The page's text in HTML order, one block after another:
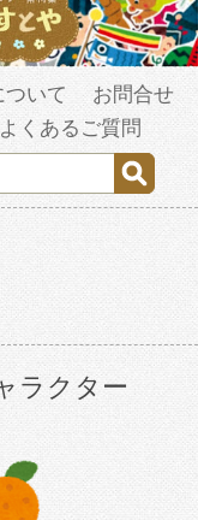
ついて
お問合せ
よくあるご質問
ラクター